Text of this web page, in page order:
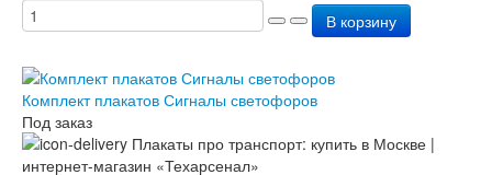
В корзину
Комплект плакатов Сигналы светофоров
Под заказ